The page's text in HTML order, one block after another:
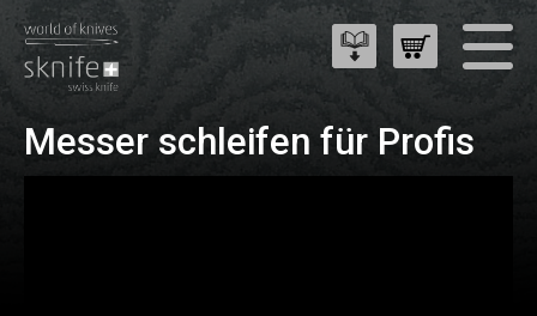
Messer schleifen für Profis